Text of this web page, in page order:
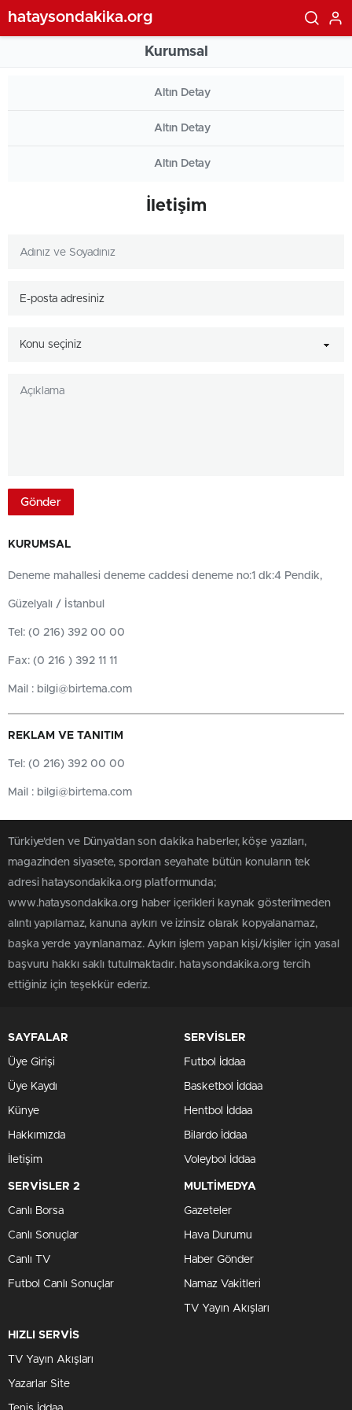
hataysondakika.org
Kurumsal
Altın Detay
Altın Detay
Altın Detay
İletişim
Konu seçiniz
KURUMSAL
Deneme mahallesi deneme caddesi deneme no:1 dk:4 Pendik,
Güzelyalı / İstanbul
Tel: (0 216) 392 00 00
Fax: (0 216 ) 392 11 11
Mail : bilgi@birtema.com
REKLAM VE TANITIM
Tel: (0 216) 392 00 00
Mail : bilgi@birtema.com
Türkiye'den ve Dünya’dan son dakika haberler, köşe yazıları,
magazinden siyasete, spordan seyahate bütün konuların tek
adresi hataysondakika.org platformunda;
www.hataysondakika.org haber içerikleri kaynak gösterilmeden
alıntı yapılamaz, kanuna aykırı ve izinsiz olarak kopyalanamaz,
başka yerde yayınlanamaz. Aykırı işlem yapan kişi/kişiler için yasal
başvuru hakkı saklı tutulmaktadır. hataysondakika.org tercih
ettiğiniz için teşekkür ederiz.
SAYFALAR
Üye Girişi
Üye Kaydı
Künye
Hakkımızda
İletişim
SERVİSLER
Futbol İddaa
Basketbol İddaa
Hentbol İddaa
Bilardo İddaa
Voleybol İddaa
SERVİSLER 2
Canlı Borsa
Canlı Sonuçlar
Canlı TV
Futbol Canlı Sonuçlar
MULTİMEDYA
Gazeteler
Hava Durumu
Haber Gönder
Namaz Vakitleri
TV Yayın Akışları
HIZLI SERVİS
TV Yayın Akışları
Yazarlar Site